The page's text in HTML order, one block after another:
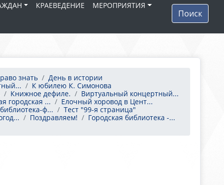
КРАЕВЕДЕНИЕ
МЕРОПРИЯТИЯ
Поиск
знать
День в истории
К юбилею К. Симонова
Книжное дефиле.
Виртуальный концертный...
городская ...
Елочный хоровод в Цент...
ф...
Тест "99-я страница"
Поздравляем!
Городская библиотека -...